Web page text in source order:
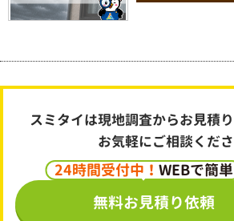
スミタイは現地調査からお見積り
お気軽にご相談くださ
24時間受付中！ WEBで簡単
無料お見積り依頼